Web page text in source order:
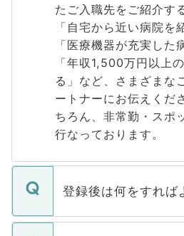
たご入職先をご紹介す
「自宅から近い病院を
「医療機器が充実した
「年収1,500万円以上
る」など、さまざまな
ートナーにお伝えくだ
ちろん、非常勤・スポ
行なっております。
登録後は何をすれば
ご登録いただきました